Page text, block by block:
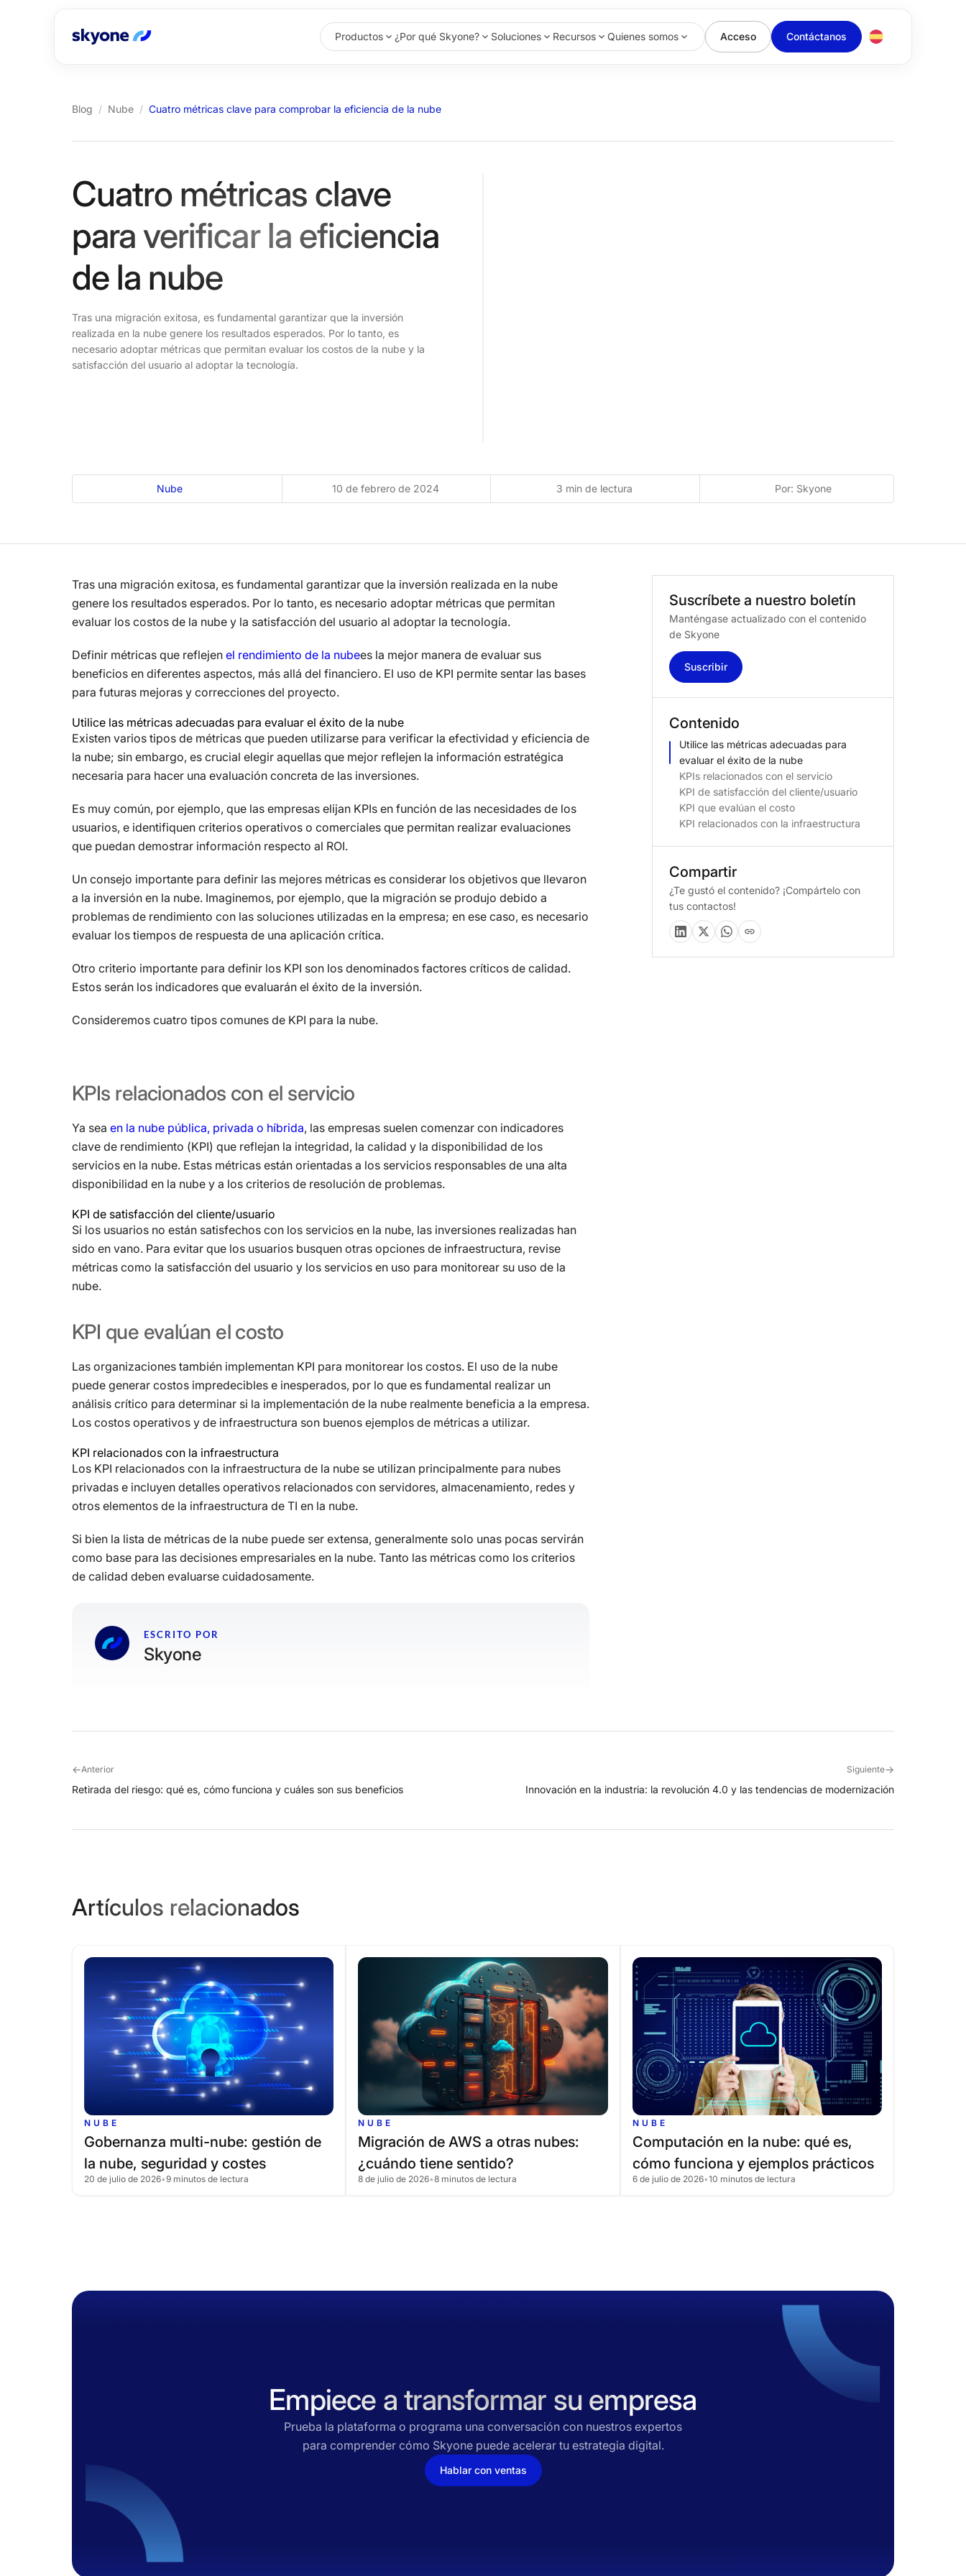
Productos ¿Por qué Skyone? Soluciones Recursos Quienes somos Acceso Contáctanos
Blog / Nube / Cuatro métricas clave para comprobar la eficiencia de la nube
Cuatro métricas clave
para verificar la eficiencia
de la nube
Tras una migración exitosa, es fundamental garantizar que la inversión
realizada en la nube genere los resultados esperados. Por lo tanto, es
necesario adoptar métricas que permitan evaluar los costos de la nube y la
satisfacción del usuario al adoptar la tecnología.
Nube 10 de febrero de 2024 3 min de lectura Por: Skyone
Tras una migración exitosa, es fundamental garantizar que la inversión realizada en la nube
genere los resultados esperados. Por lo tanto, es necesario adoptar métricas que permitan
evaluar los costos de la nube y la satisfacción del usuario al adoptar la tecnología.
Definir métricas que reflejen el rendimiento de la nubees la mejor manera de evaluar sus
beneficios en diferentes aspectos, más allá del financiero. El uso de KPI permite sentar las bases
para futuras mejoras y correcciones del proyecto.
Utilice las métricas adecuadas para evaluar el éxito de la nube
Existen varios tipos de métricas que pueden utilizarse para verificar la efectividad y eficiencia de
la nube; sin embargo, es crucial elegir aquellas que mejor reflejen la información estratégica
necesaria para hacer una evaluación concreta de las inversiones.
Es muy común, por ejemplo, que las empresas elijan KPIs en función de las necesidades de los
usuarios, e identifiquen criterios operativos o comerciales que permitan realizar evaluaciones
que puedan demostrar información respecto al ROI.
Un consejo importante para definir las mejores métricas es considerar los objetivos que llevaron
a la inversión en la nube. Imaginemos, por ejemplo, que la migración se produjo debido a
problemas de rendimiento con las soluciones utilizadas en la empresa; en ese caso, es necesario
evaluar los tiempos de respuesta de una aplicación crítica.
Otro criterio importante para definir los KPI son los denominados factores críticos de calidad.
Estos serán los indicadores que evaluarán el éxito de la inversión.
Consideremos cuatro tipos comunes de KPI para la nube.
KPIs relacionados con el servicio
Ya sea en la nube pública, privada o híbrida, las empresas suelen comenzar con indicadores
clave de rendimiento (KPI) que reflejan la integridad, la calidad y la disponibilidad de los
servicios en la nube. Estas métricas están orientadas a los servicios responsables de una alta
disponibilidad en la nube y a los criterios de resolución de problemas.
KPI de satisfacción del cliente/usuario
Si los usuarios no están satisfechos con los servicios en la nube, las inversiones realizadas han
sido en vano. Para evitar que los usuarios busquen otras opciones de infraestructura, revise
métricas como la satisfacción del usuario y los servicios en uso para monitorear su uso de la
nube.
KPI que evalúan el costo
Las organizaciones también implementan KPI para monitorear los costos. El uso de la nube
puede generar costos impredecibles e inesperados, por lo que es fundamental realizar un
análisis crítico para determinar si la implementación de la nube realmente beneficia a la empresa.
Los costos operativos y de infraestructura son buenos ejemplos de métricas a utilizar.
KPI relacionados con la infraestructura
Los KPI relacionados con la infraestructura de la nube se utilizan principalmente para nubes
privadas e incluyen detalles operativos relacionados con servidores, almacenamiento, redes y
otros elementos de la infraestructura de TI en la nube.
Si bien la lista de métricas de la nube puede ser extensa, generalmente solo unas pocas servirán
como base para las decisiones empresariales en la nube. Tanto las métricas como los criterios
de calidad deben evaluarse cuidadosamente.
ESCRITO POR
Skyone
Suscríbete a nuestro boletín
Manténgase actualizado con el contenido
de Skyone
Suscribir
Contenido
Utilice las métricas adecuadas para
evaluar el éxito de la nube
KPIs relacionados con el servicio
KPI de satisfacción del cliente/usuario
KPI que evalúan el costo
KPI relacionados con la infraestructura
Compartir
¿Te gustó el contenido? ¡Compártelo con
tus contactos!
←Anterior
Retirada del riesgo: qué es, cómo funciona y cuáles son sus beneficios
Siguiente→
Innovación en la industria: la revolución 4.0 y las tendencias de modernización
Artículos relacionados
NUBE
Gobernanza multi-nube: gestión de
la nube, seguridad y costes
20 de julio de 2026•9 minutos de lectura
NUBE
Migración de AWS a otras nubes:
¿cuándo tiene sentido?
8 de julio de 2026•8 minutos de lectura
NUBE
Computación en la nube: qué es,
cómo funciona y ejemplos prácticos
en la nube
6 de julio de 2026•10 minutos de lectura
Empiece a transformar su empresa
Prueba la plataforma o programa una conversación con nuestros expertos
para comprender cómo Skyone puede acelerar tu estrategia digital.
Hablar con ventas